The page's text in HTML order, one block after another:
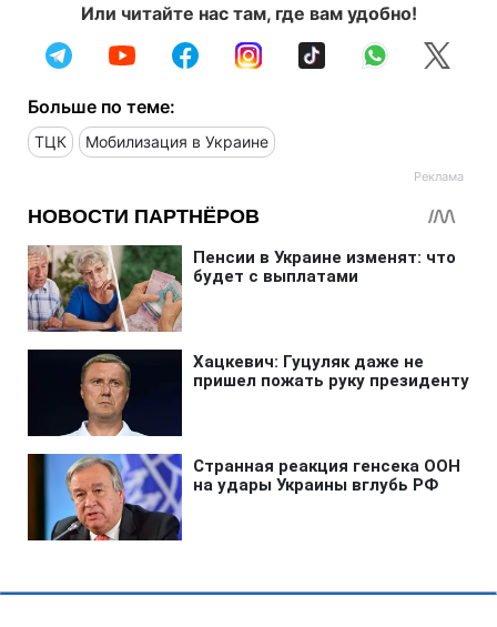
Или читайте нас там, где вам удобно!
Больше по теме:
ТЦК Мобилизация в Украине